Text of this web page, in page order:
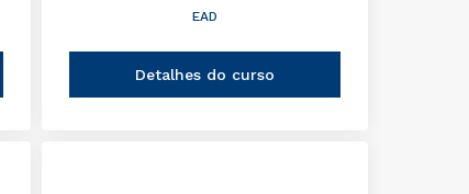
EAD
Detalhes do curso